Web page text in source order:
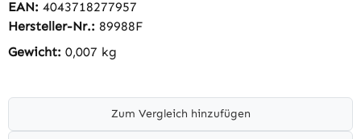
EAN: 4043718277957
Hersteller-Nr.: 89988F
Gewicht: 0,007 kg
Zum Vergleich hinzufügen